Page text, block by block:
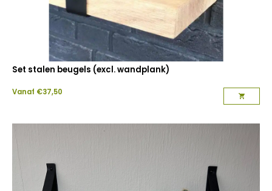
Set stalen beugels (excl. wandplank)
Vanaf €37,50